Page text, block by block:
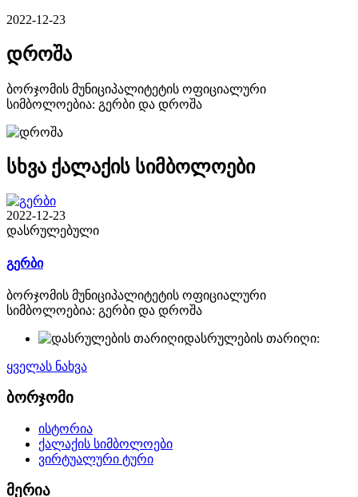
2022-12-23
დროშა
ბორჯომის მუნიციპალიტეტის ოფიციალური
სიმბოლოებია: გერბი და დროშა
სხვა ქალაქის სიმბოლოები
2022-12-23
დასრულებული
გერბი
ბორჯომის მუნიციპალიტეტის ოფიციალური
სიმბოლოებია: გერბი და დროშა
დასრულების თარიღი:
ყველას ნახვა
ბორჯომი
ისტორია
ქალაქის სიმბოლოები
ვირტუალური ტური
მერია